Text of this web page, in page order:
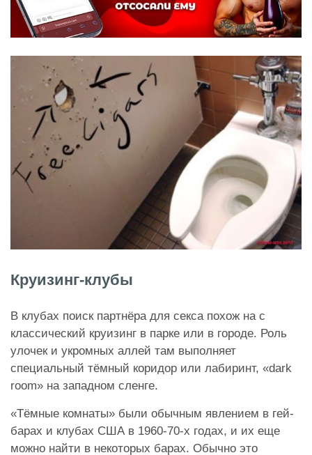
Круизинг-клубы
В клубах поиск партнёра для секса похож на с
классический круизинг в парке или в городе. Роль
улочек и укромных аллей там выполняет
специальный тёмный коридор или лабиринт, «dark
room» на западном сленге.
«Тёмные комнаты» были обычным явлением в гей-
барах и клубах США в 1960-70-х годах, и их еще
можно найти в некоторых барах. Обычно это